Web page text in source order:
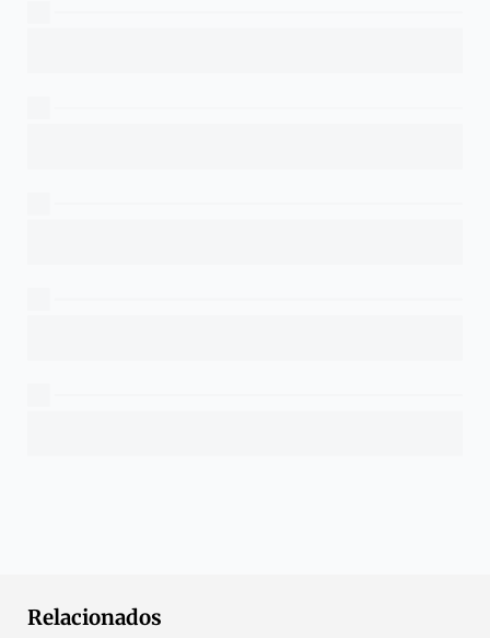
Relacionados